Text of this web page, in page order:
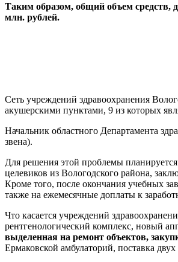
Таким образом, общий объем средств,
млн. рублей.
Сеть учреждений здравоохранения
акушерскими пунктами, 9 из которых
Начальник областного Департамента
звена).
Для решения этой проблемы
целевиков из Вологодского района,
Кроме того, после окончания учебных
также на ежемесячные доплаты к
Что касается учреждений
рентгенологический комплекс, новый
выделенная на ремонт объектов,
Ермаковской амбулаторий, поставка